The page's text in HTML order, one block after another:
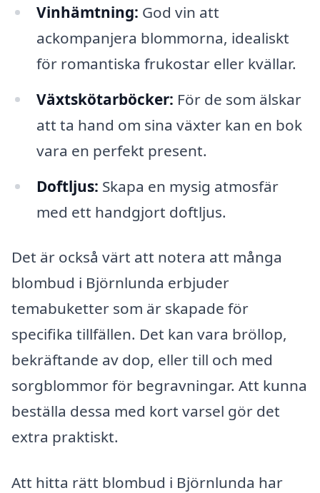
Vinhämtning: God vin att
ackompanjera blommorna, idealiskt
för romantiska frukostar eller kvällar.
Växtskötarböcker: För de som älskar
att ta hand om sina växter kan en bok
vara en perfekt present.
Doftljus: Skapa en mysig atmosfär
med ett handgjort doftljus.
Det är också värt att notera att många
blombud i Björnlunda erbjuder
temabuketter som är skapade för
specifika tillfällen. Det kan vara bröllop,
bekräftande av dop, eller till och med
sorgblommor för begravningar. Att kunna
beställa dessa med kort varsel gör det
extra praktiskt.
Att hitta rätt blombud i Björnlunda har